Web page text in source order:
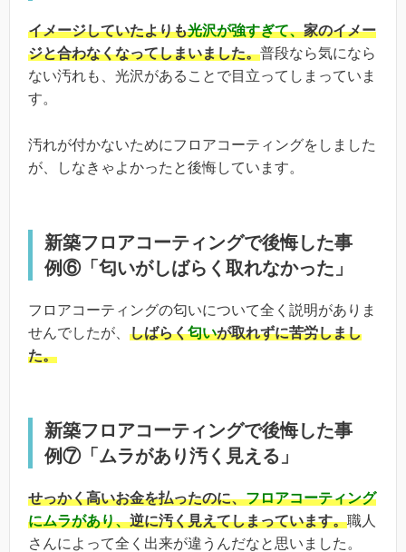
イメージしていたよりも光沢が強すぎて、家のイメー
ジと合わなくなってしまいました。普段なら気になら
ない汚れも、光沢があることで目立ってしまっていま
す。
汚れが付かないためにフロアコーティングをしました
が、しなきゃよかったと後悔しています。
新築フロアコーティングで後悔した事
例⑥「匂いがしばらく取れなかった」
フロアコーティングの匂いについて全く説明がありま
せんでしたが、 しばらく匂いが取れずに苦労しまし
た。
新築フロアコーティングで後悔した事
例⑦「ムラがあり汚く見える」
せっかく高いお金を払ったのに、フロアコーティング
にムラがあり、逆に汚く見えてしまっています。職人
さんによって全く出来が違うんだなと思いました。